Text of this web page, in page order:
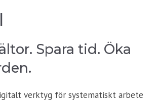
Spara tid. Öka
verktyg för systematiskt arbete